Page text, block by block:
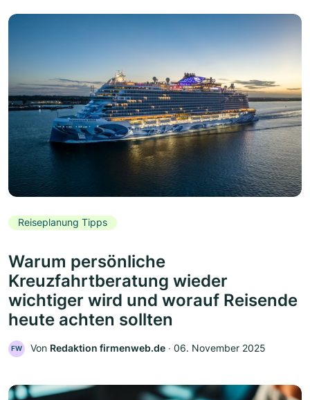
Reiseplanung Tipps
Warum persönliche
Kreuzfahrtberatung wieder
wichtiger wird und worauf Reisende
heute achten sollten
FW Von Redaktion firmenweb.de ‧ 06. November 2025